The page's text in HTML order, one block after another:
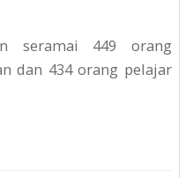
seramai 449 orang
dan 434 orang pelajar